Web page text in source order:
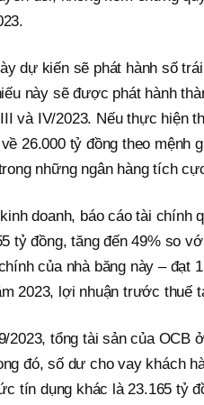
dự kiến sẽ phát hành số
này sẽ được phát hành
và IV/2023. Nếu thực hiện
26.000 tỷ đồng theo mệnh
những ngân hàng tích
doanh, báo cáo tài chính
tỷ đồng, tăng đến 49% so
của nhà băng này – đạt
2023, lợi nhuận trước thuế
2023, tổng tài sản của OCB
đó, số dư cho vay khách
tín dụng khác là 23.165 tỷ